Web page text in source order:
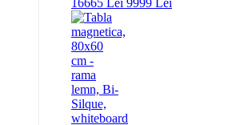
16665 Lei 9999 Lei